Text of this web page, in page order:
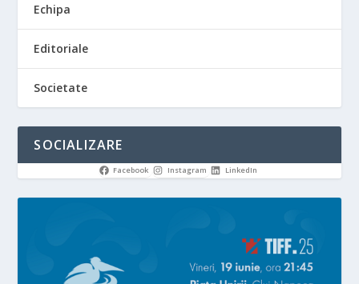
Echipa
Editoriale
Societate
SOCIALIZARE
Facebook Instagram LinkedIn